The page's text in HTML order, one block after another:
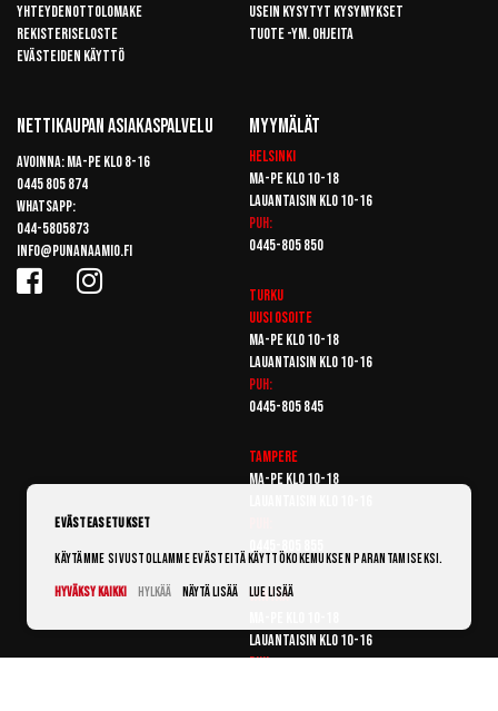
Yhteydenottolomake
Rekisteriseloste
Evästeiden käyttö
Usein kysytyt kysymykset
Tuote -ym. ohjeita
Nettikaupan Asiakaspalvelu
Avoinna: Ma-pe klo 8-16
0445 805 874
Whatsapp:
044-5805873
info@punanaamio.fi
Myymälät
Helsinki
Ma-pe klo 10-18
Lauantaisin klo 10-16
Puh:
0445-805 850
Turku
Uusi osoite
Ma-pe klo 10-18
Lauantaisin klo 10-16
Puh:
0445-805 845
Tampere
Ma-pe klo 10-18
Vantaa
Lauantaisin klo 10-16
Puh:
Evästeasetukset
Käytämme sivustollamme evästeitä käyttökokemuksen parantamiseksi.
Hyväksy kaikki
Hylkää Näytä lisää Lue lisää